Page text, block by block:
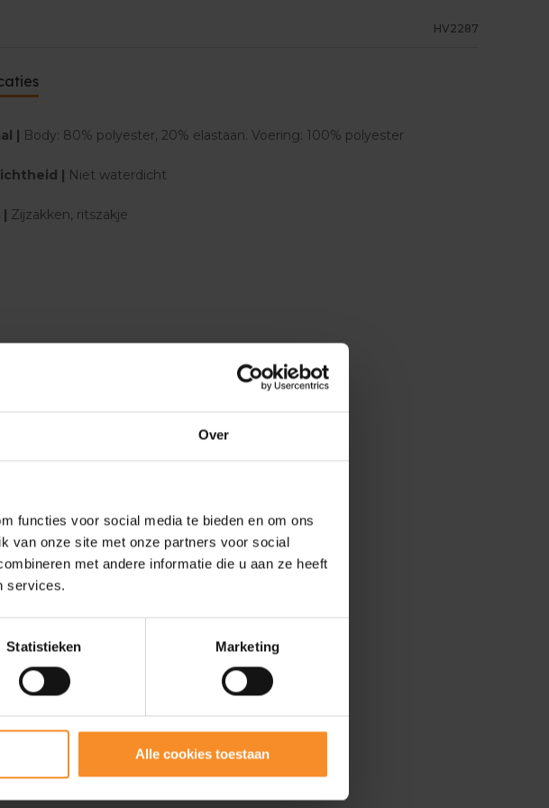
Over
functies voor social media te bieden en om ons
van onze site met onze partners voor social
met andere informatie die u aan ze heeft
services.
Statistieken Marketing
Alle cookies toestaan
HV2287
| Body: 80% polyester, 20% elastaan. Voering: 100% polyester
| Niet waterdicht
| Zijzakken, ritszakje